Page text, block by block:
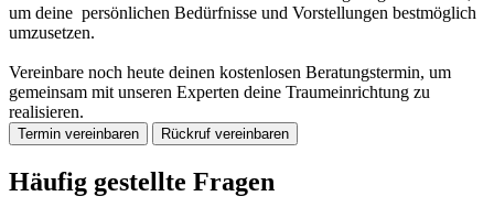
um deine persönlichen Bedürfnisse und Vorstellungen bestmöglich
umzusetzen.
Vereinbare noch heute deinen kostenlosen Beratungstermin, um
gemeinsam mit unseren Experten deine Traumeinrichtung zu
realisieren.
Termin vereinbaren Rückruf vereinbaren
Häufig gestellte Fragen